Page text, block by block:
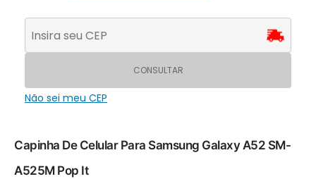
Capinha De Celular Para Samsung Galaxy A52 SM-
A525M Pop It
CONSULTAR
Não sei meu CEP